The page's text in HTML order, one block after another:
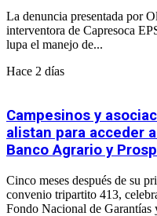
La denuncia presentada por
interventora de Capresoca
lupa el manejo de...
Hace 2 días
Campesinos y
alistan para acceder
Banco Agrario y
Cinco meses después de su
convenio tripartito 413,
Fondo Nacional de Garantías